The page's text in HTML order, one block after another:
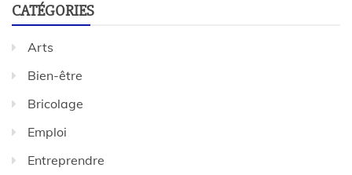
CATÉGORIES
Arts
Bien-être
Bricolage
Emploi
Entreprendre